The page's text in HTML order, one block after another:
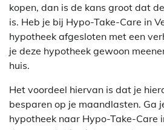
kopen, dan is de kans groot dat
is. Heb je bij Hypo-Take-Care in
hypotheek afgesloten met een
je deze hypotheek gewoon
huis.
Het voordeel hiervan is dat je
besparen op je maandlasten. Ga
hypotheek naar Hypo-Take-Care